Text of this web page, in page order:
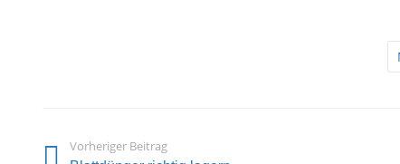
Vorheriger Beitrag